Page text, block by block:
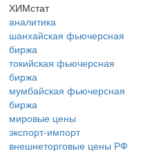
ХИМстат
аналитика
шанхайская фьючерсная
биржа
токийская фьючерсная
биржа
мумбайская фьючерсная
биржа
мировые цены
экспорт-импорт
внешнеторговые цены РФ